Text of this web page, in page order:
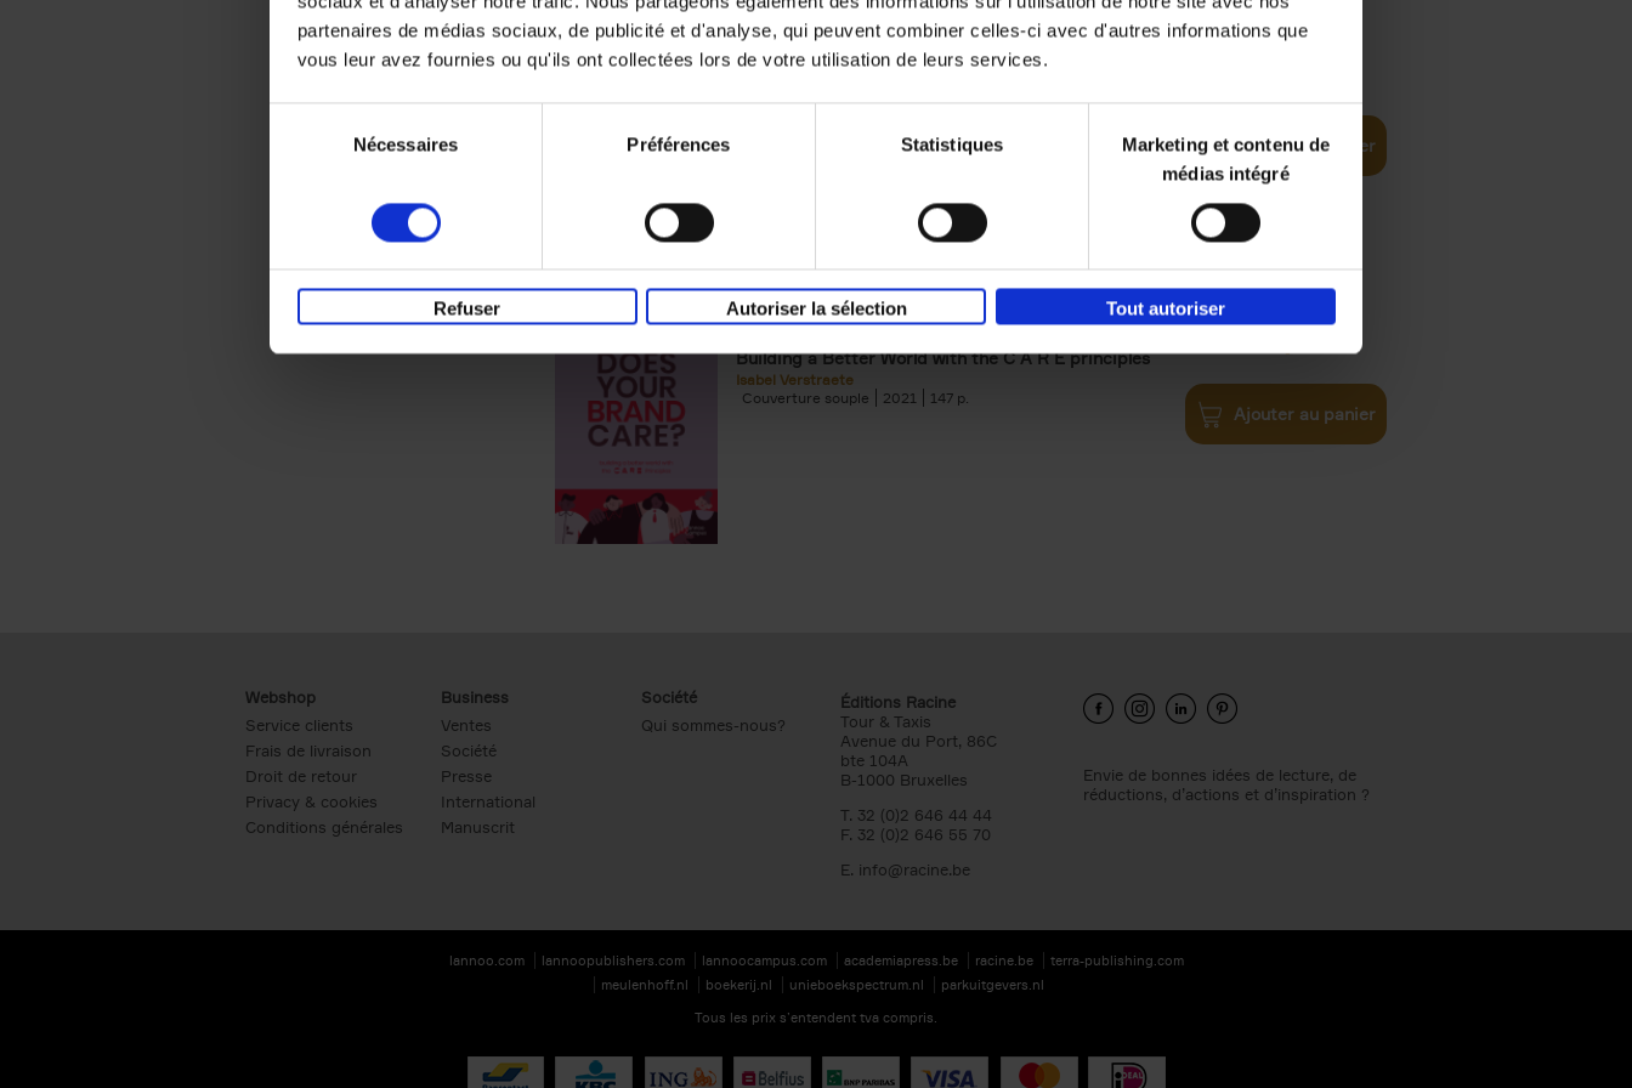
partenaires de médias sociaux, de publicité et d'analyse, qui peuvent combiner celles-ci avec d'autres informations que
vous leur avez fournies ou qu'ils ont collectées lors de votre utilisation de leurs services.
Nécessaires Préférences Statistiques
Marketing et contenu de
médias intégré
Refuser Autoriser la sélection Tout autoriser
Digital marketing like a PRO -
completely revised edition
Ajouter au panier
Does Your Brand Care?
Building a Better World with the C A R E principles
Isabel Verstraete
Couverture souple
2021 147
€34,99
Ajouter au panier
Webshop
Service clients
Frais de livraison
Droit de retour
Privacy & cookies
Conditions générales
Business
Ventes
Société
Presse
International
Manuscrit
Société
Qui sommes-nous?
Éditions Racine
Tour & Taxis
Avenue du Port, 86C
bte 104A
B-1000 Bruxelles
T. 32 (0)2 646 44 44
F. 32 (0)2 646 55 70
E. info@racine.be
Envie de bonnes idées de lecture, de
réductions, d’actions et d’inspiration ?
lannoo.com lannoopublishers.com lannoocampus.com academiapress.be racine.be
terra-publishing.com
meulenhoff.nl
boekerij.nl unieboekspectrum.nl
parkuitgevers.nl
Tous les prix s’entendent tva compris.